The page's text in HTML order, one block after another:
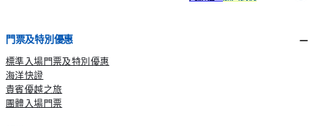
門票及特別優惠
標準入場門票及特別優惠
海洋快證
貴賓優越之旅
團體入場門票